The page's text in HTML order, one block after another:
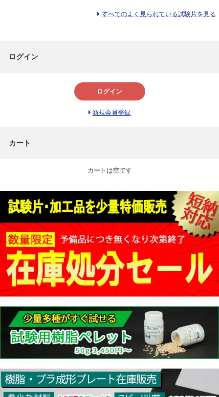
すべてのよく見られている試験片を見る
ログイン
ログイン
新規会員登録
カート
カートは空です